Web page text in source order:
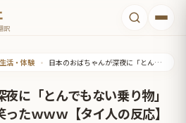
訳
活・体験 • 日本のおばちゃんが深夜に「とんでもない乗り物」でコンビニに来てて笑ったｗｗｗ【タイ人の反応】
に「とんでもない乗り物」
たｗｗｗ【タイ人の反応】